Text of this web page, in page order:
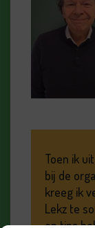
Toen ik
bij de
kreeg ik
Lekz te